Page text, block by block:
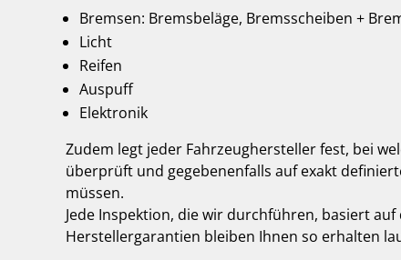
Bremsen: Bremsbeläge, Bremsscheiben +
Licht
Reifen
Auspuff
Elektronik
Zudem legt jeder Fahrzeughersteller fest, bei
überprüft und gegebenenfalls auf exakt
müssen.
Jede Inspektion, die wir durchführen, basiert
Herstellergarantien bleiben Ihnen so erhalten